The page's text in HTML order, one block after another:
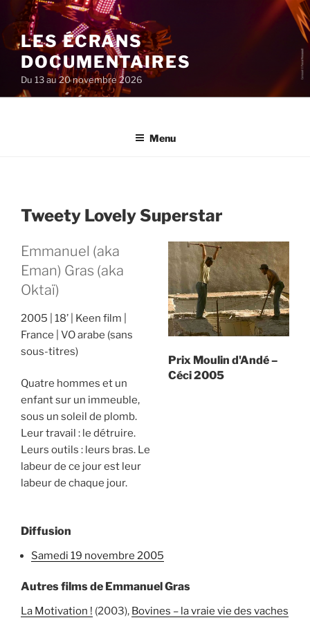
au
contenu
principal
LES ÉCRANS
DOCUMENTAIRES
Du 13 au 20 novembre 2026
Menu
Tweety Lovely Superstar
Emmanuel (aka
Eman) Gras (aka
Oktaï)
2005 18’
Keen film
France
VO arabe (sans
sous-titres)
Quatre hommes et un
enfant sur un immeuble,
sous un soleil de plomb.
Leur travail : le détruire.
Leurs outils : leurs bras. Le
labeur de ce jour est leur
labeur de chaque jour.
Prix Moulin d'Andé –
Céci 2005
Diffusion
samedi 19 novembre 2005
Autres films de Emmanuel Gras
La Motivation ! (2003), Bovines – la vraie vie des vaches